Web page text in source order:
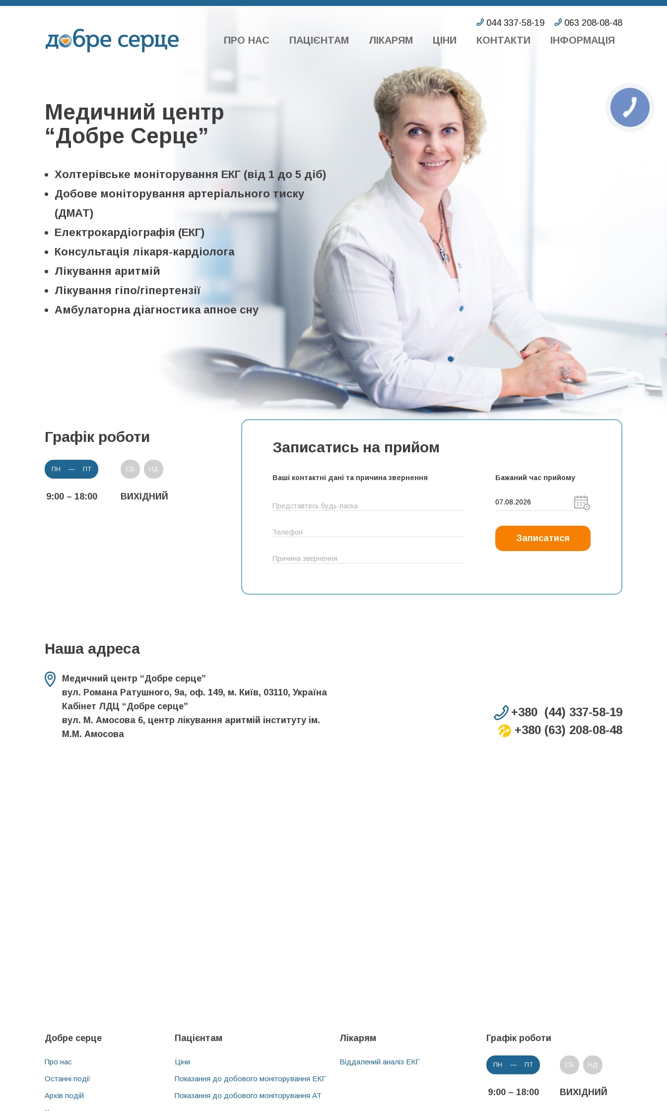
ПРО НАС ПАЦІЄНТАМ ЛІКАРЯМ ЦІНИ КОНТАКТИ ІНФОРМАЦІЯ
Медичний центр
“Добре Серце”
Холтерiвське монiторування ЕКГ (вiд 1 до 5 дiб)
Добове моніторування артеріального тиску
(ДМАТ)
Електрокардіографія (ЕКГ)
Консультацiя лiкаря-кардiолога
Лiкування аритмiй
Лiкування гiпо/гiпертензiї
Амбулаторна діагностика апное сну
Графік роботи
ПН — ПТ
9:00 – 18:00
СБ НД
ВИХІДНИЙ
Записатись на прийом
Ваші контактнi данi та причина звернення
Представтесь будь-ласка
Телефон
Причина звернення
Бажаний час прийому
Наша адреса
Медичний центр “Добре серце”
вул. Романа Ратушного, 9а, оф. 149, м. Київ, 03110, Україна
Кабінет ЛДЦ “Добре серце”
вул. М. Амосова 6, центр лікування аритмій інституту ім.
М.М. Амосова
+380 (44) 337-58-19
+380 (63) 208-08-48
Добре серце
Про нас
Останні події
Архів подій
Пацієнтам
Ціни
Показання до добового моніторування ЕКГ
Показання до добового моніторування АТ
Лікарям
Віддалений аналіз ЕКГ
Графік роботи
ПН — ПТ
9:00 – 18:00
СБ НД
ВИХІДНИЙ